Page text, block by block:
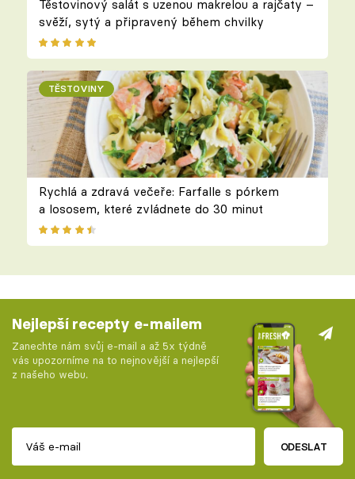
Těstovinový salát s uzenou makrelou a rajčaty –
svěží, sytý a připravený během chvilky
TĚSTOVINY
Rychlá a zdravá večeře: Farfalle s pórkem
a lososem, které zvládnete do 30 minut
Nejlepší recepty e-mailem
Zanechte nám svůj e-mail a až 5x týdně
vás upozorníme na to nejnovější a nejlepší
z našeho webu.
ODESLAT